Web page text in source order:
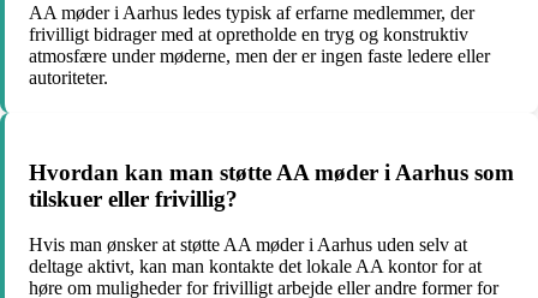
AA møder i Aarhus ledes typisk af erfarne medlemmer, der
frivilligt bidrager med at opretholde en tryg og konstruktiv
atmosfære under møderne, men der er ingen faste ledere eller
autoriteter.
Hvordan kan man støtte AA møder i Aarhus som
tilskuer eller frivillig?
Hvis man ønsker at støtte AA møder i Aarhus uden selv at
deltage aktivt, kan man kontakte det lokale AA kontor for at
høre om muligheder for frivilligt arbejde eller andre former for